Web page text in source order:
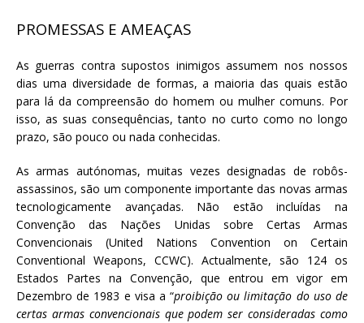
PROMESSAS E AMEAÇAS
As guerras contra supostos inimigos assumem nos nossos
dias uma diversidade de formas, a maioria das quais estão
para lá da compreensão do homem ou mulher comuns. Por
isso, as suas consequências, tanto no curto como no longo
prazo, são pouco ou nada conhecidas.
As armas autónomas, muitas vezes designadas de robôs-
assassinos, são um componente importante das novas armas
tecnologicamente avançadas. Não estão incluídas na
Convenção das Nações Unidas sobre Certas Armas
Convencionais (United Nations Convention on Certain
Conventional Weapons, CCWC). Actualmente, são 124 os
Estados Partes na Convenção, que entrou em vigor em
Dezembro de 1983 e visa a “proibição ou limitação do uso de
certas armas convencionais que podem ser consideradas como